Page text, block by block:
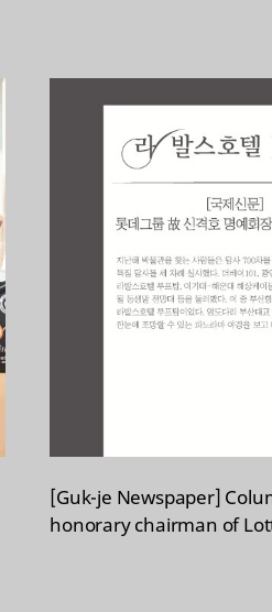
[Guk-je Newspaper]
honorary chairman of